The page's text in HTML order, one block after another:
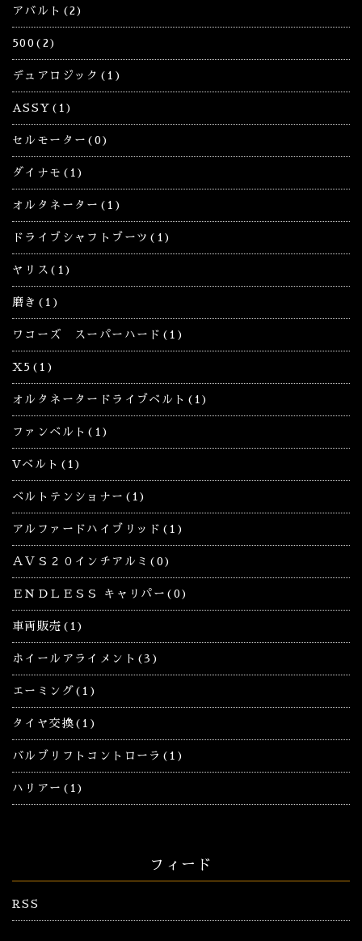
アバルト(2)
500(2)
デュアロジック(1)
ASSY(1)
セルモーター(0)
ダイナモ(1)
オルタネーター(1)
ドライブシャフトブーツ(1)
ヤリス(1)
磨き(1)
ワコーズ スーパーハード(1)
X5(1)
オルタネータードライブベルト(1)
ファンベルト(1)
Vベルト(1)
ベルトテンショナー(1)
アルファードハイブリッド(1)
ＡＶＳ２０インチアルミ(0)
ＥＮＤＬＥＳＳ キャリパー(0)
車両販売(1)
ホイールアライメント(3)
エーミング(1)
タイヤ交換(1)
バルブリフトコントローラ(1)
ハリアー(1)
フィード
RSS